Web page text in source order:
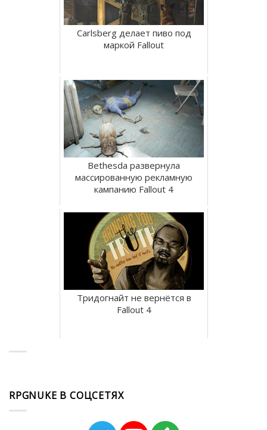
Carlsberg делает пиво под
маркой Fallout
Bethesda развернула
массированную рекламную
кампанию Fallout 4
Тридогнайт не вернётся в
Fallout 4
RPGNUKE В СОЦСЕТЯХ